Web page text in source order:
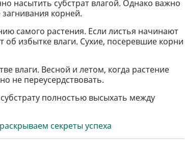
насытить субстрат влагой. Однако важно
корней.
самого растения. Если листья начинают
об избытке влаги. Сухие, посеревшие корни
влаги. Весной и летом, когда растение
не переусердствовать.
полностью высыхать между
секреты успеха